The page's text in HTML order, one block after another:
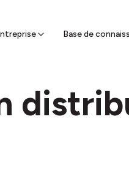
Base de
récupérez des espèces